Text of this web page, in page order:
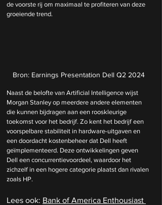
de voorste rij om maximaal te profiteren van deze
groeiende trend.
Bron: Earnings Presentation Dell Q2 2024
Naast de belofte van Artificial Intelligence wijst
Morgan Stanley op meerdere andere elementen
die kunnen bijdragen aan een rooskleurige
toekomst voor het bedrijf. Zo kent het bedrijf een
voorspelbare stabiliteit in hardware-uitgaven en
een doordacht kostenbeheer dat Dell heeft
geïmplementeerd. Deze ontwikkelingen geven
Dell een concurrentievoordeel, waardoor het
zichzelf in een hogere categorie plaatst dan rivalen
zoals HP.
Lees ook: Bank of America Enthousiast